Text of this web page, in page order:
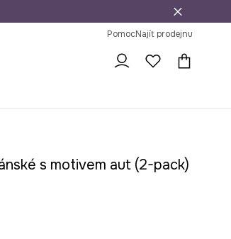
PomocNajít prodejnu
s motivem aut (2-pack)